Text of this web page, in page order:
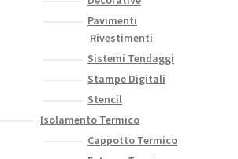
Pavimenti
Rivestimenti
Sistemi Tendaggi
Stampe Digitali
Stencil
Isolamento Termico
Cappotto Termico